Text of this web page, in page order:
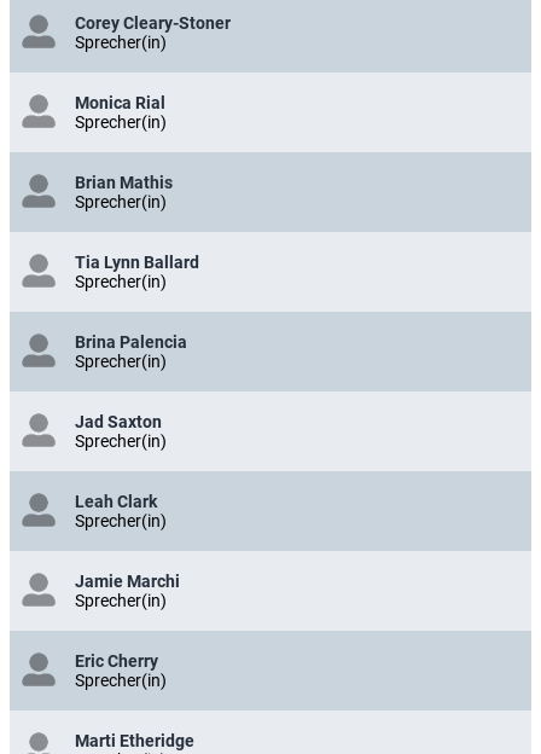
Corey Cleary-Stoner
Sprecher(in)
Monica Rial
Sprecher(in)
Brian Mathis
Sprecher(in)
Tia Lynn Ballard
Sprecher(in)
Brina Palencia
Sprecher(in)
Jad Saxton
Sprecher(in)
Leah Clark
Sprecher(in)
Jamie Marchi
Sprecher(in)
Eric Cherry
Sprecher(in)
Marti Etheridge